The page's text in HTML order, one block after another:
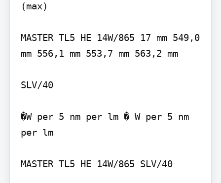
(max)
MASTER TL5 HE 14W/865 17 mm 549,0
mm 556,1 mm 553,7 mm 563,2 mm
SLV/40
�W per 5 nm per lm � W per 5 nm
per lm
MASTER TL5 HE 14W/865 SLV/40